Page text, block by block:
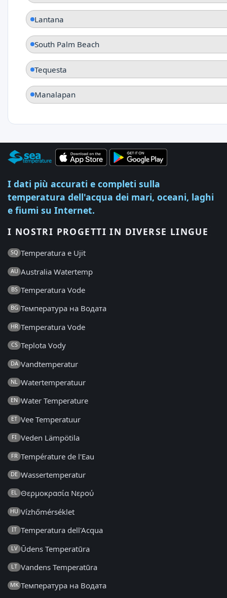
Lantana
South Palm Beach
Tequesta
Manalapan
I dati più accurati e completi sulla
temperatura dell'acqua dei mari, oceani, laghi
e fiumi su Internet.
I NOSTRI PROGETTI IN DIVERSE LINGUE
SQ Temperatura e Ujit
AU Australia Watertemp
BS Temperatura Vode
BG Температура на Водата
HR Temperatura Vode
CS Teplota Vody
DA Vandtemperatur
NL Watertemperatuur
EN Water Temperature
ET Vee Temperatuur
FI Veden Lämpötila
FR Température de l'Eau
DE Wassertemperatur
EL Θερμοκρασία Νερού
HU Vízhőmérséklet
IT Temperatura dell'Acqua
LV Ūdens Temperatūra
LT Vandens Temperatūra
MK Температура на Водата